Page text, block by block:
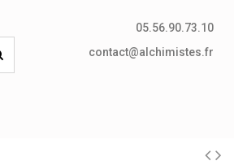
05.56.90.73.10
contact@alchimistes.fr